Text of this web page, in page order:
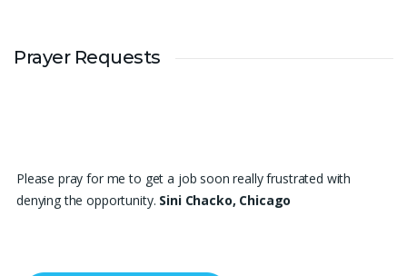
Prayer Requests
Please pray for me to get a job soon really frustrated with
denying the opportunity. Sini Chacko, Chicago